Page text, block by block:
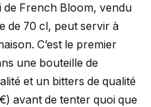
de French Bloom, vendu
de 70 cl, peut servir à
C’est le premier
une bouteille de
et un bitters de qualité
avant de tenter quoi que